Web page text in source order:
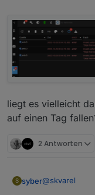
liegt es vielleicht
auf einen Tag
2 Antworten
S syber@skvarel